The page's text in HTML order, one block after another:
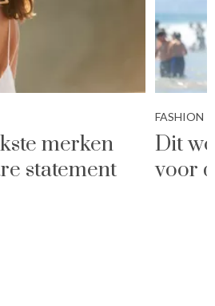
merken
statement
FASHION
Dit
voor